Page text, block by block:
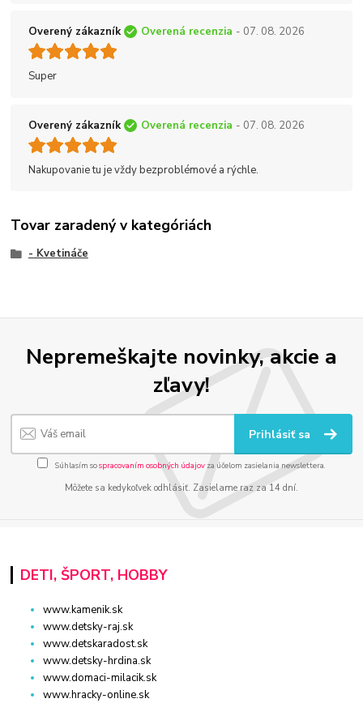
Overený zákazník Overená recenzia - 07. 08. 2026
Super
Overený zákazník Overená recenzia - 07. 08. 2026
Nakupovanie tu je vždy bezproblémové a rýchle.
Tovar zaradený v kategóriách
- Kvetináče
Nepremeškajte novinky, akcie a
zľavy!
Prihlásiť sa
Súhlasím sospracovaním osobných údajov za účelom zasielania newslettera.
Môžete sa kedykoľvek odhlásiť. Zasielame raz za 14 dní.
DETI, ŠPORT, HOBBY
www.kamenik.sk
www.detsky-raj.sk
www.detskaradost.sk
www.detsky-hrdina.sk
www.domaci-milacik.sk
www.hracky-online.sk